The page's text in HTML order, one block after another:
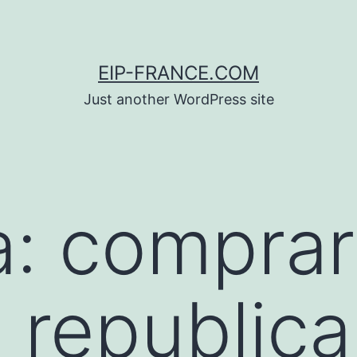
EIP-FRANCE.COM
Just another WordPress site
comprar